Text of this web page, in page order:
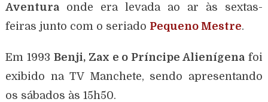
Aventuraonde era levada ao ar às sextas-
feiras junto com o seriado Pequeno Mestre.
Em 1993 Benji, Zax e o Príncipe Alienígena foi
exibido na TV Manchete, sendo apresentando
os sábados às 15h50.